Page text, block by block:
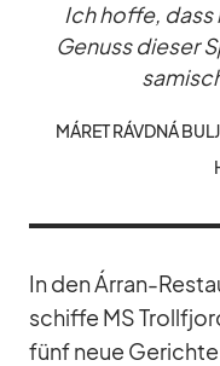
Ich hoffe,
Ge­nuss die­ser
MÁ­RET RÁVDNÁ
In den Ár­ran-
schiffe MS
fünf neue